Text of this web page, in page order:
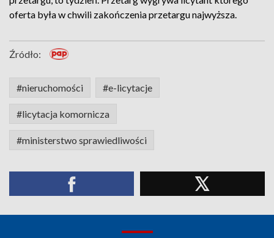
oferta była w chwili zakończenia przetargu najwyższa.
Źródło:
#nieruchomości #e-licytacje
#licytacja komornicza
#ministerstwo sprawiedliwości